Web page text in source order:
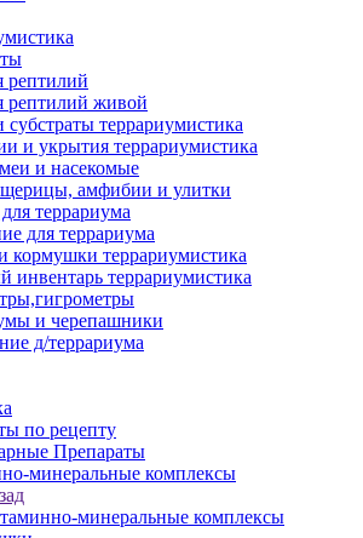
рептилий
рептилий живой
субстраты террариумистика
и укрытия террариумистика
и насекомые
амфибии и улитки
террариума
для террариума
кормушки террариумистика
инвентарь террариумистика
и черепашники
д/террариума
по рецепту
Препараты
минеральные комплексы
минеральные комплексы